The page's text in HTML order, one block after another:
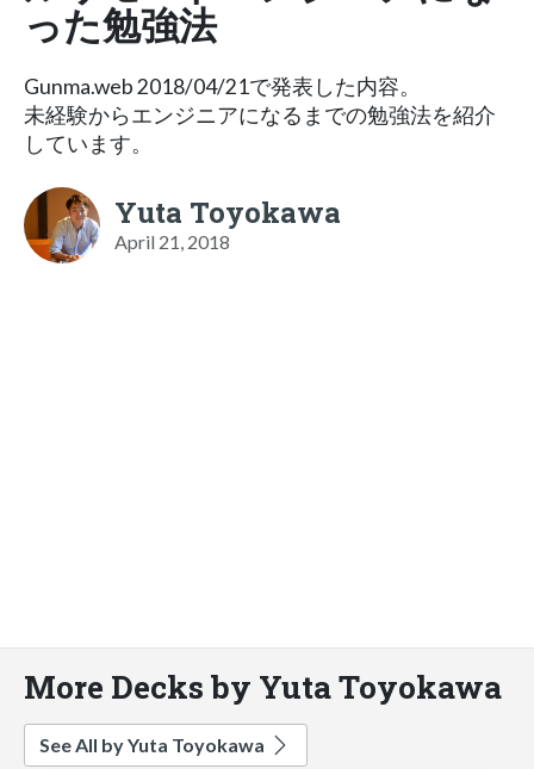
った勉強法
Gunma.web 2018/04/21で発表した内容。
未経験からエンジニアになるまでの勉強法を紹介
しています。
Yuta Toyokawa
April 21, 2018
More Decks by Yuta Toyokawa
See All by Yuta Toyokawa